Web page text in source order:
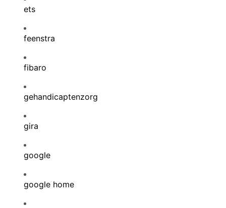
ets
feenstra
fibaro
gehandicaptenzorg
gira
google
google home